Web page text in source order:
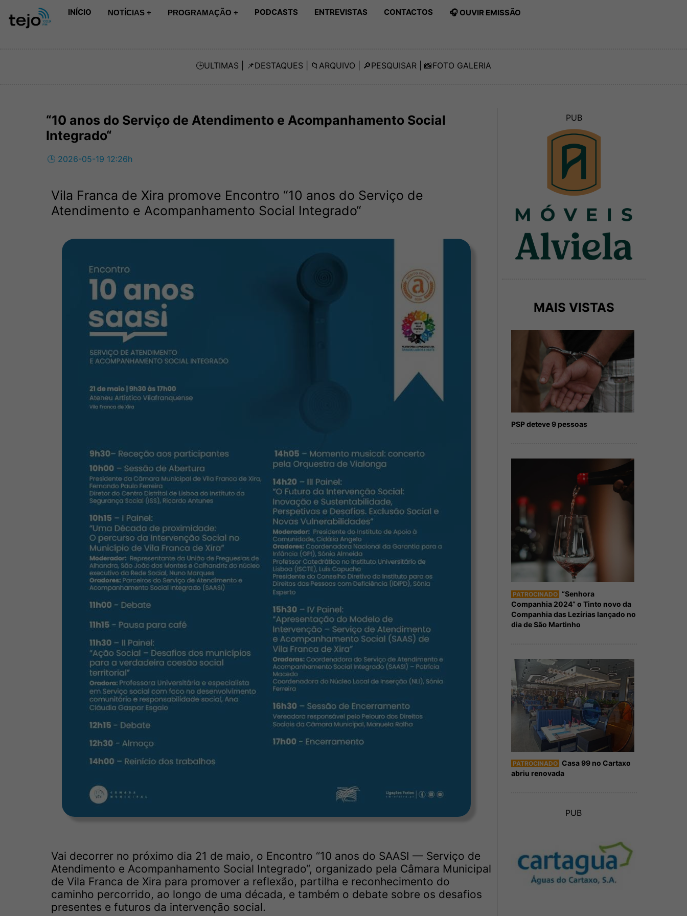
INÍCIO NOTÍCIAS + PROGRAMAÇÃO + PODCASTS ENTREVISTAS CONTACTOS 🎧 OUVIR EMISSÃO
🕒ULTIMAS | 📌DESTAQUES | 📁 ARQUIVO | 🔎PESQUISAR | 📸FOTO GALERIA
“10 anos do Serviço de Atendimento e Acompanhamento Social
Integrado“
🕒 2026-05-19 12:26h
Vila Franca de Xira promove Encontro “10 anos do Serviço de
Atendimento e Acompanhamento Social Integrado“
Vai decorrer no próximo dia 21 de maio, o Encontro “10 anos do SAASI — Serviço de
Atendimento e Acompanhamento Social Integrado“, organizado pela Câmara Municipal
de Vila Franca de Xira para promover a reflexão, partilha e reconhecimento do
caminho percorrido, ao longo de uma década, e também o debate sobre os desafios
presentes e futuros da intervenção social.
PUB
MAIS VISTAS
PSP deteve 9 pessoas
PATROCINADO “Senhora
Companhia 2024” o Tinto novo da
Companhia das Lezírias lançado no
dia de São Martinho
PATROCINADO Casa 99 no Cartaxo
abriu renovada
PUB